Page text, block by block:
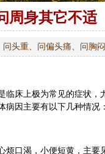
周身其它不适
头重、问偏头痛、问胸闷
床上极为常见的症状，
因主要有以下几种情况：
口渴，小便短黄，主要